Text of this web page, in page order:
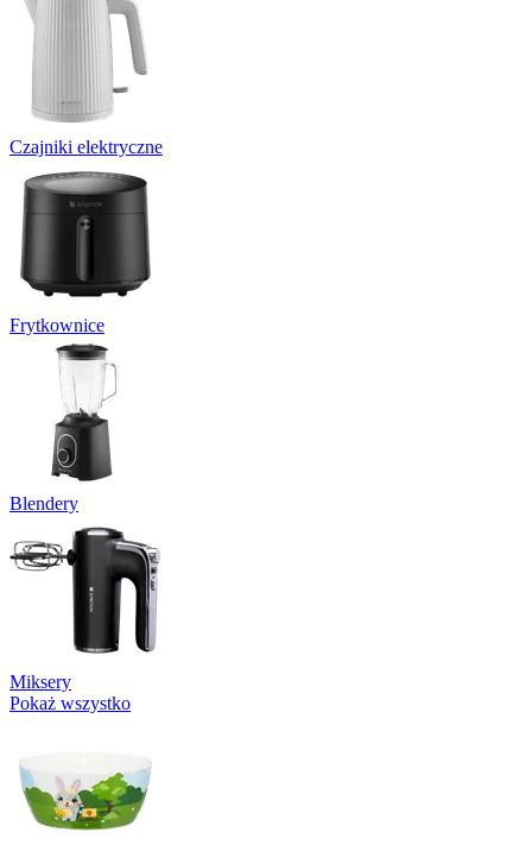
Czajniki elektryczne
Frytkownice
Blendery
Miksery
Pokaż wszystko